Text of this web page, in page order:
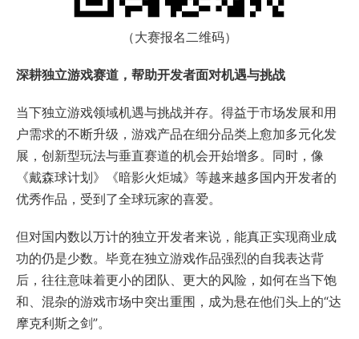
（大赛报名二维码）
深耕独立游戏赛道，帮助开发者面对机遇与挑战
当下独立游戏领域机遇与挑战并存。得益于市场发展和用
户需求的不断升级，游戏产品在细分品类上愈加多元化发
展，创新型玩法与垂直赛道的机会开始增多。同时，像
《戴森球计划》《暗影火炬城》等越来越多国内开发者的
优秀作品，受到了全球玩家的喜爱。
但对国内数以万计的独立开发者来说，能真正实现商业成
功的仍是少数。毕竟在独立游戏作品强烈的自我表达背
后，往往意味着更小的团队、更大的风险，如何在当下饱
和、混杂的游戏市场中突出重围，成为悬在他们头上的“达
摩克利斯之剑”。